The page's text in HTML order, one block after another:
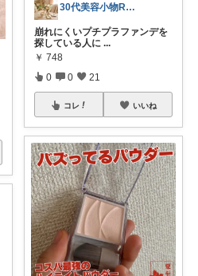
30代美容小物ROOM╱経由購入感謝です
崩れにくいプチプラファンデを
探している人に ...
￥ 748
0 0 21
コレ いいね